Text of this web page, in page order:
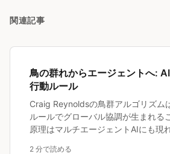
関連記事
鳥の群れからエージェントへ:
行動ルール
Craig Reynoldsの鳥群アルゴリズム
ルールでグローバル協調が生まれる
原理はマルチエージェントAIにも現れ
2 分で読める